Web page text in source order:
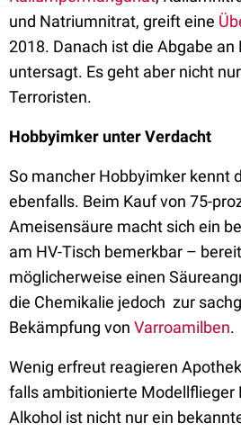
und Natriumnitrat, greift eine
2018. Danach ist die Abgabe an
untersagt. Es geht aber nicht
Terroristen.
Hobbyimker unter Verdacht
So mancher Hobbyimker kennt
ebenfalls. Beim Kauf von 75-
Ameisensäure macht sich ein
am HV-Tisch bemerkbar –
möglicherweise einen
die Chemikalie jedoch zur
Bekämpfung von Varroamilben.
Wenig erfreut reagieren
falls ambitionierte Modellflieger
Alkohol ist nicht nur ein